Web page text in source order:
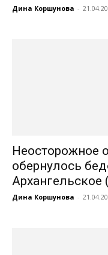
Дина Коршунова -
Неосторожное
обернулось
Архангельское
Дина Коршунова -